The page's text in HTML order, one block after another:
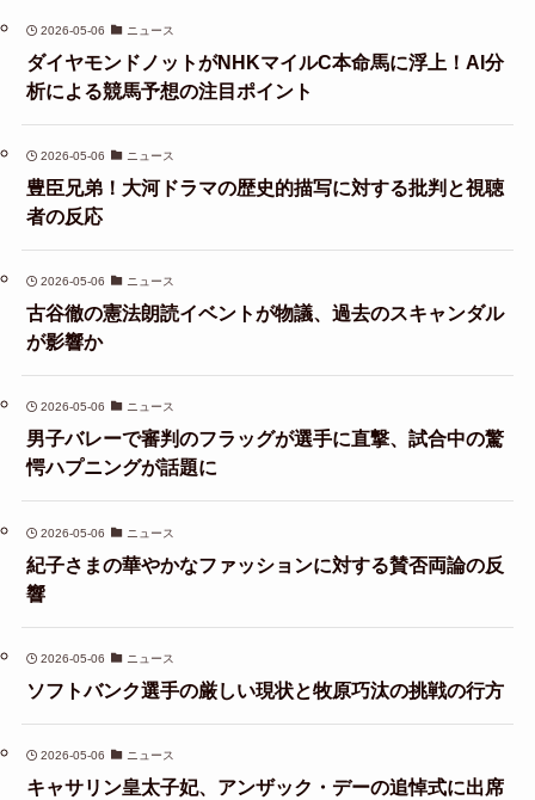
2026-05-06 ニュース
ダイヤモンドノットがNHKマイルC本命馬に浮上！AI分
析による競馬予想の注目ポイント
2026-05-06 ニュース
豊臣兄弟！大河ドラマの歴史的描写に対する批判と視聴
者の反応
2026-05-06 ニュース
古谷徹の憲法朗読イベントが物議、過去のスキャンダル
が影響か
2026-05-06 ニュース
男子バレーで審判のフラッグが選手に直撃、試合中の驚
愕ハプニングが話題に
2026-05-06 ニュース
紀子さまの華やかなファッションに対する賛否両論の反
響
2026-05-06 ニュース
ソフトバンク選手の厳しい現状と牧原巧汰の挑戦の行方
2026-05-06 ニュース
キャサリン皇太子妃、アンザック・デーの追悼式に出席